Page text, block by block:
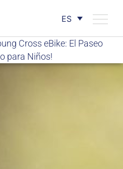
ES
Cross eBike: El Paseo
para Niños!